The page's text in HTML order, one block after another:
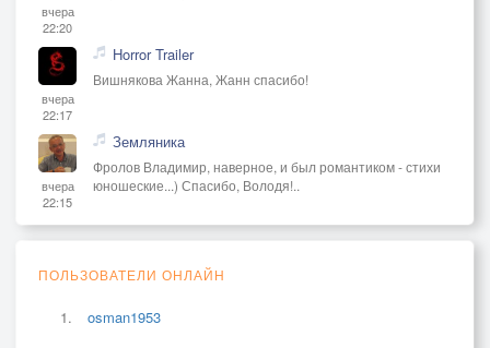
вчера
22:20
вчера
22:17
Horror Trailer
Вишнякова Жанна, Жанн спасибо!
вчера
22:15
Земляника
Фролов Владимир, наверное, и был романтиком - стихи
юношеские...) Спасибо, Володя!..
ПОЛЬЗОВАТЕЛИ ОНЛАЙН
osman1953